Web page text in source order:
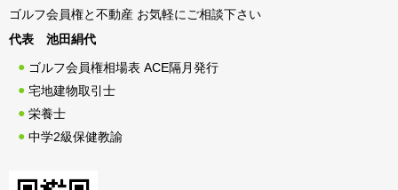
ゴルフ会員権と不動産 お気軽にご相談下さい
代表 池田絹代
ゴルフ会員権相場表 ACE隔月発行
宅地建物取引士
栄養士
中学2級保健教諭